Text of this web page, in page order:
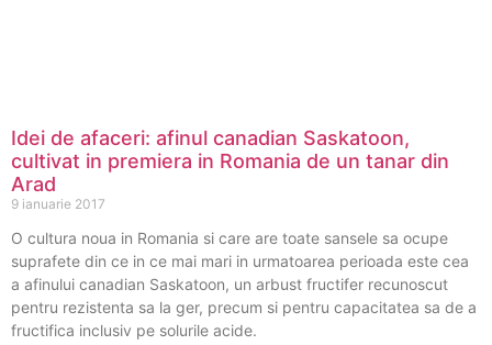
Idei de afaceri: afinul canadian Saskatoon,
cultivat in premiera in Romania de un tanar din
Arad
9 ianuarie 2017
O cultura noua in Romania si care are toate sansele sa ocupe
suprafete din ce in ce mai mari in urmatoarea perioada este cea
a afinului canadian Saskatoon, un arbust fructifer recunoscut
pentru rezistenta sa la ger, precum si pentru capacitatea sa de a
fructifica inclusiv pe solurile acide.